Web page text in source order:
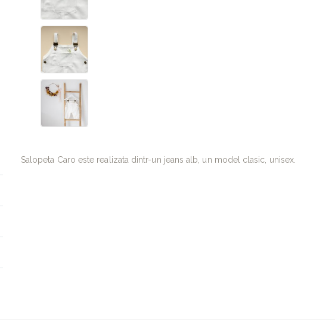
Salopeta Caro este realizata dintr-un jeans alb, un model clasic, unisex.